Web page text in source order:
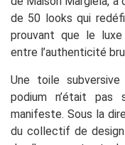
de 50 looks qui
prouvant que le luxe
entre l’authenticité
Une toile
podium n’était pas
manifeste. Sous la
du collectif de